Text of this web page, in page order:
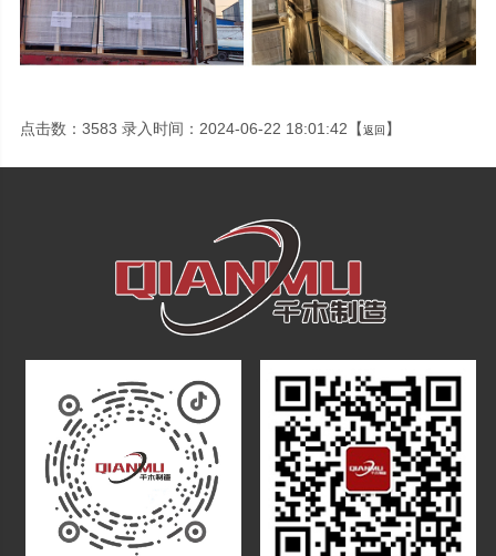
点击数：3583 录入时间：2024-06-22 18:01:42【返回 】